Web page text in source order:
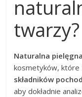
twarzy?
Naturalna
kosmetyków, które
składników
aby dokładnie